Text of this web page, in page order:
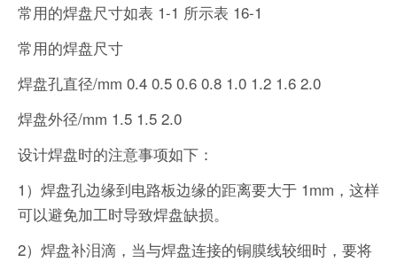
常用的焊盘尺寸如表 1-1 所示表 16-1
常用的焊盘尺寸
焊盘孔直径/mm 0.4 0.5 0.6 0.8 1.0 1.2 1.6 2.0
焊盘外径/mm 1.5 1.5 2.0
设计焊盘时的注意事项如下：
1）焊盘孔边缘到电路板边缘的距离要大于 1mm，这样
可以避免加工时导致焊盘缺损。
2）焊盘补泪滴，当与焊盘连接的铜膜线较细时，要将